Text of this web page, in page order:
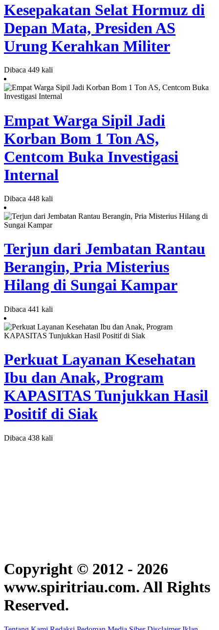
Kesepakatan Selat Hormuz di
Depan Mata, Presiden AS
Urung Kerahkan Militer
Dibaca 449 kali
Empat Warga Sipil Jadi
Korban Bom 1 Ton AS,
Centcom Buka Investigasi
Internal
Dibaca 448 kali
Terjun dari Jembatan Rantau
Berangin, Pria Misterius
Hilang di Sungai Kampar
Dibaca 441 kali
Perkuat Layanan Kesehatan
Ibu dan Anak, Program
KAPASITAS Tunjukkan Hasil
Positif di Siak
Dibaca 438 kali
Copyright © 2012 - 2026
www.spiritriau.com. All Rights
Reserved.